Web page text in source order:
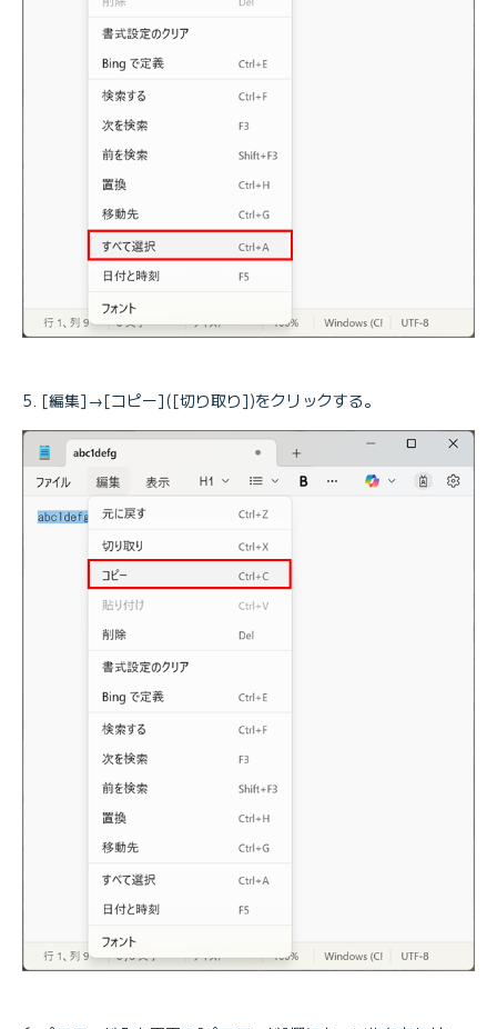
[編集]→[コピー]([切り取り])をクリックする。